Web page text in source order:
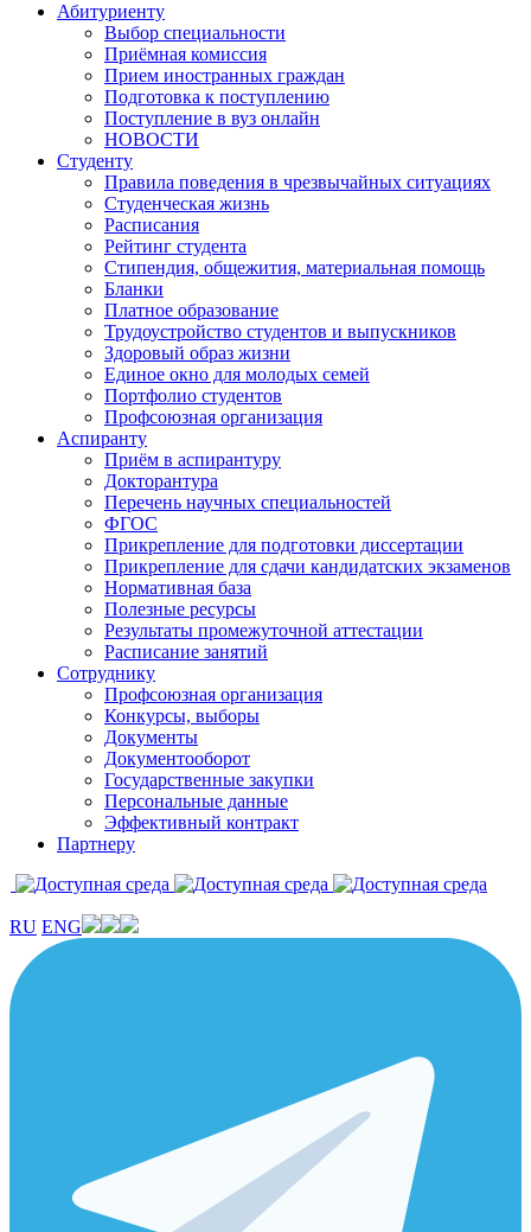
Абитуриенту
Выбор специальности
Приёмная комиссия
Прием иностранных граждан
Подготовка к поступлению
Поступление в вуз онлайн
НОВОСТИ
Студенту
Правила поведения в чрезвычайных ситуациях
Студенческая жизнь
Расписания
Рейтинг студента
Стипендия, общежития, материальная помощь
Бланки
Платное образование
Трудоустройство студентов и выпускников
Здоровый образ жизни
Единое окно для молодых семей
Портфолио студентов
Профсоюзная организация
Аспиранту
Приём в аспирантуру
Докторантура
Перечень научных специальностей
ФГОС
Прикрепление для подготовки диссертации
Прикрепление для сдачи кандидатских экзаменов
Нормативная база
Полезные ресурсы
Результаты промежуточной аттестации
Расписание занятий
Сотруднику
Профсоюзная организация
Конкурсы, выборы
Документы
Документооборот
Государственные закупки
Персональные данные
Эффективный контракт
Партнеру
RU ENG